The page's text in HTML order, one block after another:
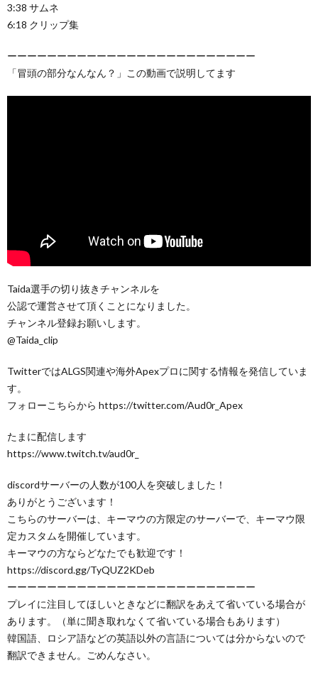
3:38 サムネ
6:18 クリップ集
ーーーーーーーーーーーーーーーーーーーーーーーーー
「冒頭の部分なんなん？」この動画で説明してます
Taida選手の切り抜きチャンネルを
公認で運営させて頂くことになりました。
チャンネル登録お願いします。
@Taida_clip
TwitterではALGS関連や海外Apexプロに関する情報を発信していま
す。
フォローこちらから https://twitter.com/Aud0r_Apex
たまに配信します
https://www.twitch.tv/aud0r_
discordサーバーの人数が100人を突破しました！
ありがとうございます！
こちらのサーバーは、キーマウの方限定のサーバーで、キーマウ限
定カスタムを開催しています。
キーマウの方ならどなたでも歓迎です！
https://discord.gg/TyQUZ2KDeb
ーーーーーーーーーーーーーーーーーーーーーーーーー
プレイに注目してほしいときなどに翻訳をあえて省いている場合が
あります。（単に聞き取れなくて省いている場合もあります）
韓国語、ロシア語などの英語以外の言語については分からないので
翻訳できません。ごめんなさい。